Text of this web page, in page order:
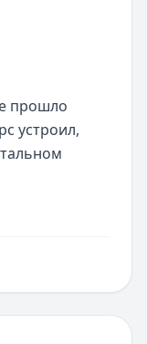
прошло
устроил,